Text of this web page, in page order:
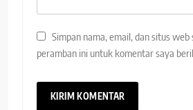
Simpan nama, email, dan situs web
peramban ini untuk komentar saya